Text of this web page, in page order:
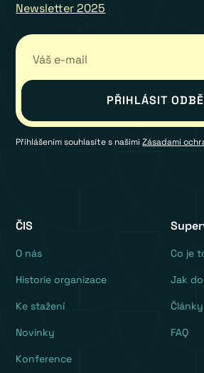
Newsletter 2025
Přihlášením souhlasíte s našimiZásadami
ČIS
O nás
Historie organizace
Ke stažení
Novinky
Konference
Co je
Jak
FAQ